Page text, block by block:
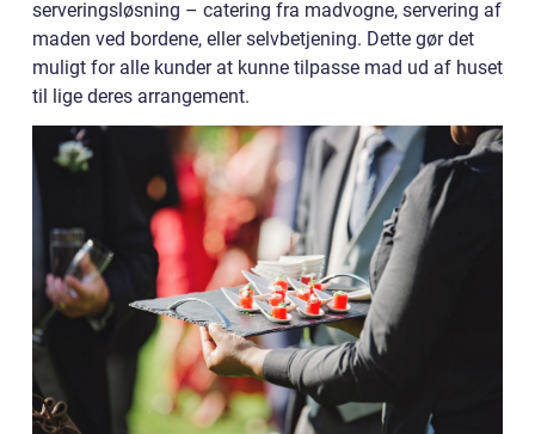
serveringsløsning – catering fra madvogne, servering af
maden ved bordene, eller selvbetjening. Dette gør det
muligt for alle kunder at kunne tilpasse mad ud af huset
til lige deres arrangement.